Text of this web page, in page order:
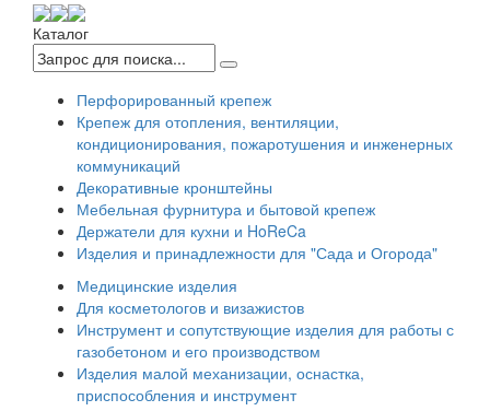
Каталог
Перфорированный крепеж
Крепеж для отопления, вентиляции,
кондиционирования, пожаротушения и инженерных
коммуникаций
Декоративные кронштейны
Мебельная фурнитура и бытовой крепеж
Держатели для кухни и HoReCa
Изделия и принадлежности для "Сада и Огорода"
Медицинские изделия
Для косметологов и визажистов
Инструмент и сопутствующие изделия для работы с
газобетоном и его производством
Изделия малой механизации, оснастка,
приспособления и инструмент